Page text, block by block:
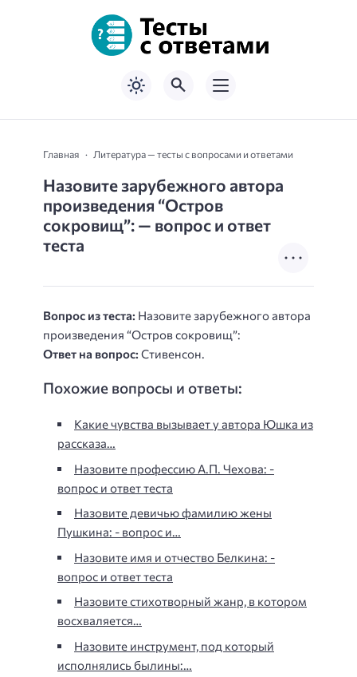
Главная Литература — тесты с вопросами и ответами
Назовите зарубежного автора
произведения “Остров
сокровищ”: — вопрос и ответ
теста
Вопрос из теста: Назовите зарубежного автора
произведения “Остров сокровищ”:
Ответ на вопрос: Стивенсон.
Похожие вопросы и ответы:
Какие чувства вызывает у автора Юшка из
рассказа…
Назовите профессию А.П. Чехова: -
вопрос и ответ теста
Назовите девичью фамилию жены
Пушкина: - вопрос и…
Назовите имя и отчество Белкина: -
вопрос и ответ теста
Назовите стихотворный жанр, в котором
восхваляется…
Назовите инструмент, под который
исполнялись былины:…